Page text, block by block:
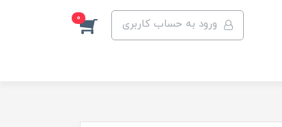
ورود به حساب کاربری 0